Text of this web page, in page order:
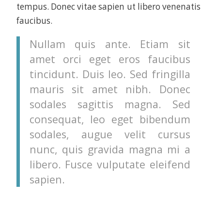
tempus. Donec vitae sapien ut libero venenatis
faucibus.
Nullam quis ante. Etiam sit
amet orci eget eros faucibus
tincidunt. Duis leo. Sed fringilla
mauris sit amet nibh. Donec
sodales sagittis magna. Sed
consequat, leo eget bibendum
sodales, augue velit cursus
nunc, quis gravida magna mi a
libero. Fusce vulputate eleifend
sapien.